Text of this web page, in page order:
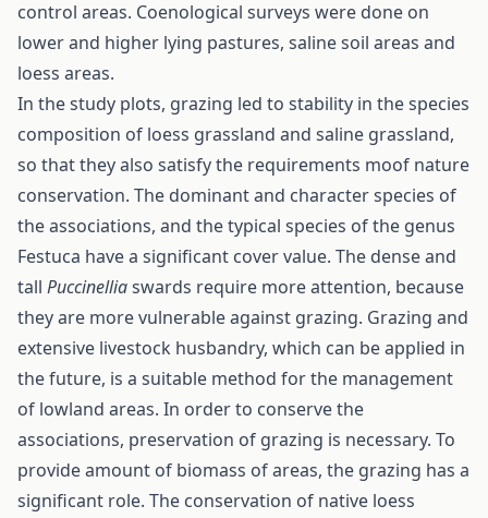
control areas. Coenological surveys were done on
lower and higher lying pastures, saline soil areas and
loess areas.
In the study plots, grazing led to stability in the species
composition of loess grassland and saline grassland,
so that they also satisfy the requirements moof nature
conservation. The dominant and character species of
the associations, and the typical species of the genus
Festuca have a significant cover value. The dense and
tall Puccinelliaswards require more attention, because
they are more vulnerable against grazing. Grazing and
extensive livestock husbandry, which can be applied in
the future, is a suitable method for the management
of lowland areas. In order to conserve the
associations, preservation of grazing is necessary. To
provide amount of biomass of areas, the grazing has a
significant role. The conservation of native loess